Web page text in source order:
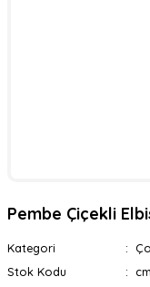
Pembe Çiçekli
Kategori
Stok Kodu